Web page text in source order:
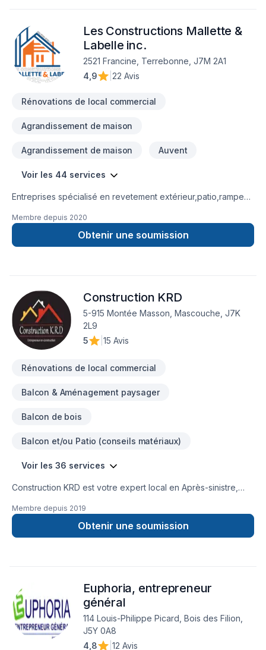
Les Constructions Mallette &
Labelle inc.
2521 Francine, Terrebonne, J7M 2A1
4,9
22 Avis
Rénovations de local commercial
Agrandissement de maison
Agrandissement de maison Auvent
Voir les 44 services
Entreprises spécialisé en revetement extérieur,patio,rampe
Membre depuis 2020
Obtenir une soumission
Construction KRD
5-915 Montée Masson, Mascouche, J7K
2L9
5
15 Avis
Rénovations de local commercial
Balcon & Aménagement paysager
Balcon de bois
Balcon et/ou Patio (conseils matériaux)
Voir les 36 services
Construction KRD est votre expert local en Après-sinistre,
Garage, Gouttières, Gypse, Insonorisation, Isolation mur,
Patio, Plancher, Rénovation générale, Revêtement extérieur,
Salle de bain, Sous-sol dans les secteurs de
et un service clé en main irréprochable. Confiez votre projet
à une équipe qui a à cœur votre satisfaction.
Membre depuis 2019
Obtenir une soumission
Euphoria, entrepreneur
général
114 Louis-Philippe Picard, Bois des Filion,
J5Y 0A8
4,8
12 Avis